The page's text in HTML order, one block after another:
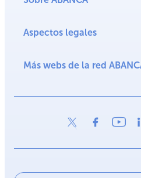
Aspectos legales
Más webs de la red